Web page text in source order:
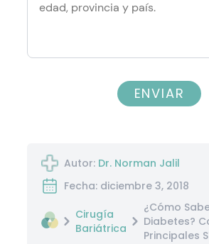
ENVIAR
Autor: Dr. Norman Jalil
Fecha: diciembre 3, 2018
Cirugía
Bariátrica
¿Cómo
Diabetes?
Principales